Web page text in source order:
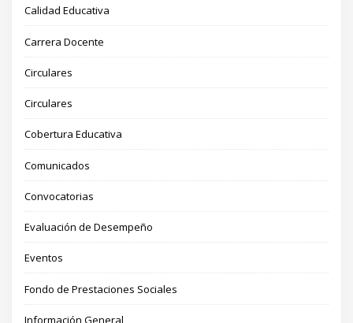
Calidad Educativa
Carrera Docente
Circulares
Circulares
Cobertura Educativa
Comunicados
Convocatorias
Evaluación de Desempeño
Eventos
Fondo de Prestaciones Sociales
Información General